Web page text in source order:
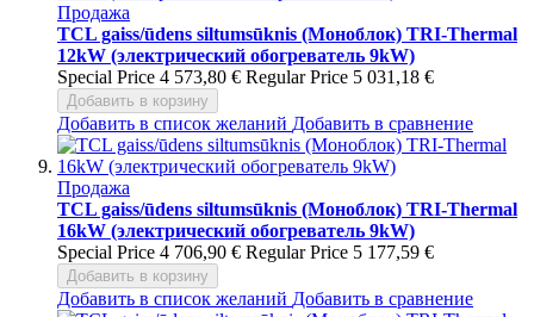
Продажа
TCL gaiss/ūdens siltumsūknis (Моноблок) TRI-Thermal
12kW (электрический обогреватель 9kW)
Special Price 4 573,80 € Regular Price 5 031,18 €
Добавить в корзину
Добавить в список желаний Добавить в сравнение
Продажа
TCL gaiss/ūdens siltumsūknis (Моноблок) TRI-Thermal
16kW (электрический обогреватель 9kW)
Special Price 4 706,90 € Regular Price 5 177,59 €
Добавить в корзину
Добавить в список желаний Добавить в сравнение